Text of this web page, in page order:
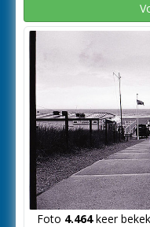
Foto 4.464keer